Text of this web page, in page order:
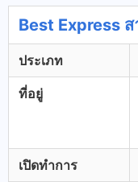
Best Express
ประเภท
ที่อยู่
เปิดทำการ